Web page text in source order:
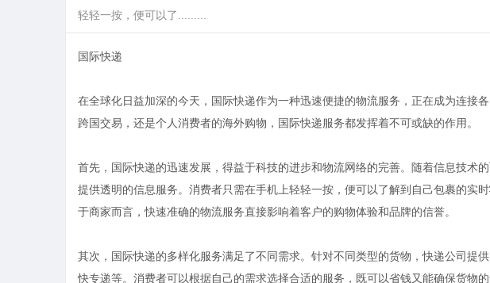
轻轻一按，便可以了.........
国际快递
在全球化日益加深的今天，国际快递作为一种迅速便捷的物流服务，正在成为连接
跨国交易，还是个人消费者的海外购物，国际快递服务都发挥着不可或缺的作用。
首先，国际快递的迅速发展，得益于科技的进步和物流网络的完善。随着信息技术
提供透明的信息服务。消费者只需在手机上轻轻一按，便可以了解到自己包裹的实
于商家而言，快速准确的物流服务直接影响着客户的购物体验和品牌的信誉。
其次，国际快递的多样化服务满足了不同需求。针对不同类型的货物，快递公司提
快专递等。消费者可以根据自己的需求选择合适的服务，既可以省钱又能确保货物